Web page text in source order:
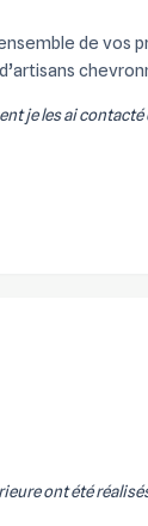
de vos
je les ai contacté
ont été